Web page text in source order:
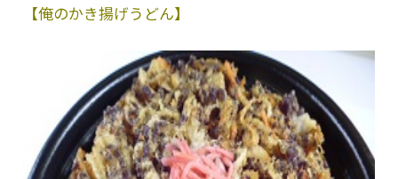
【俺のかき揚げうどん】